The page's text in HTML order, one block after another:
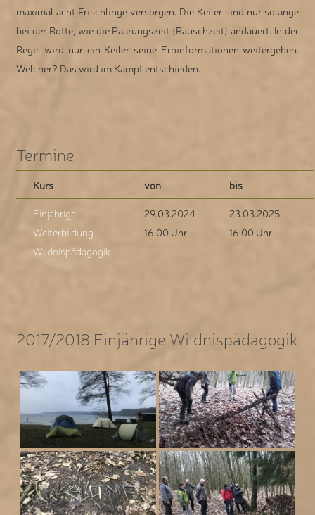
maximal acht Frischlinge versorgen. Die Keiler sind nur solange
bei der Rotte, wie die Paarungszeit (Rauschzeit) andauert. In der
Regel wird nur ein Keiler seine Erbinformationen weitergeben.
Welcher? Das wird im Kampf entschieden.
Termine
Kurs von bis
Einjährige
Weiterbildung
Wildnispädagogik
29.03.2024
16.00 Uhr
23.03.2025
16.00 Uhr
2017/2018 Einjährige Wildnispädagogik